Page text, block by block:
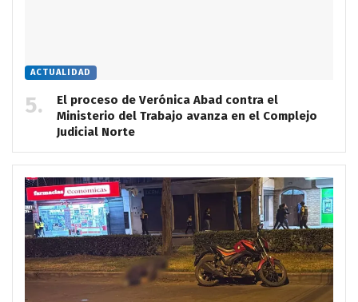
ACTUALIDAD
El proceso de Verónica Abad contra el
Ministerio del Trabajo avanza en el Complejo
Judicial Norte